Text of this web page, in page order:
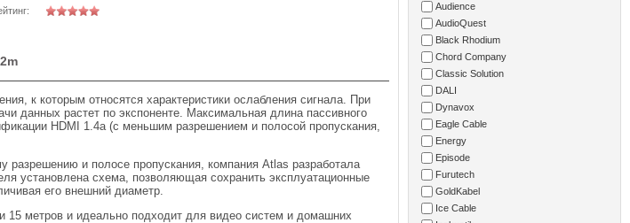
к которым относятся характеристики ослабления сигнала. При
данных растет по экспоненте. Максимальная длина пассивного
HDMI 1.4a (с меньшим разрешением и полосой пропускания,
разрешению и полосе пропускания, компания Atlas разработала
установлена схема, позволяющая сохранить эксплуатационные
его внешний диаметр.
15 метров и идеально подходит для видео систем и домашних
Audience
AudioQuest
Black Rhodium
Chord Company
Classic Solution
DALI
Dynavox
Eagle Cable
Energy
Episode
Furutech
GoldKabel
Ice Cable